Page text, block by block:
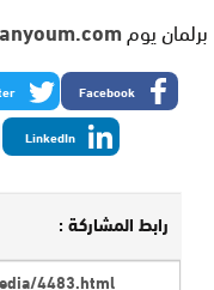
برلمان يوم
Facebook
LinkedIn
رابط المشاركة :